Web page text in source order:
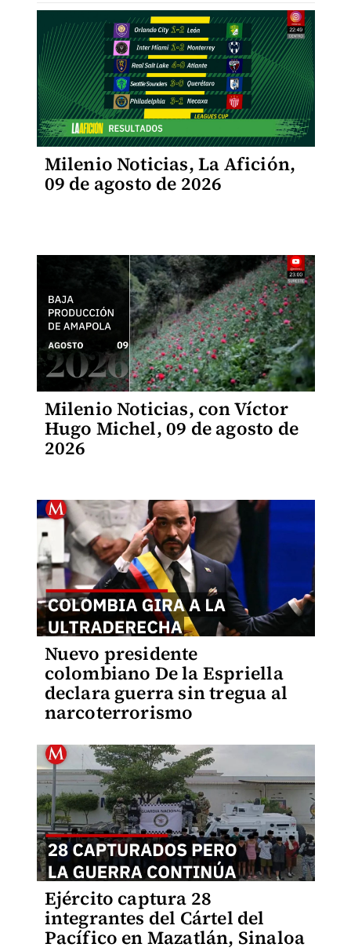
Milenio Noticias, La Afición,
09 de agosto de 2026
Milenio Noticias, con Víctor
Hugo Michel, 09 de agosto de
2026
Nuevo presidente
colombiano De la Espriella
declara guerra sin tregua al
narcoterrorismo
Ejército captura 28
integrantes del Cártel del
Pacífico en Mazatlán, Sinaloa